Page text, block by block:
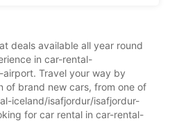
deals available all year round
in car-rental-
Travel your way by
of brand new cars, from one of
iceland/isafjordur/isafjordur-
for car rental in car-rental-